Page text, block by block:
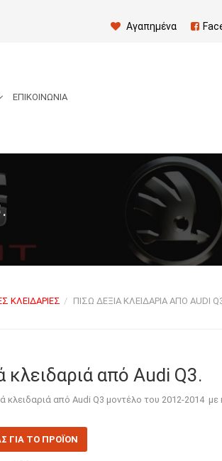
Αγαπημένα
ΕΠΙΚΟΙΝΩΝΊΑ
ΚΛΕΙΔΑΡΙΈΣ ΠΊΣΩ ΔΕΞΙΆ ΚΛΕΙΔΑΡΙΆ ΑΠΌ AUDI
κλειδαριά από Audi Q3.
κλειδαριά από Audi Q3 μοντέλο του 2012-2014 με
ΓΙΑ ΤΟ ΠΡΟΪΟΝ